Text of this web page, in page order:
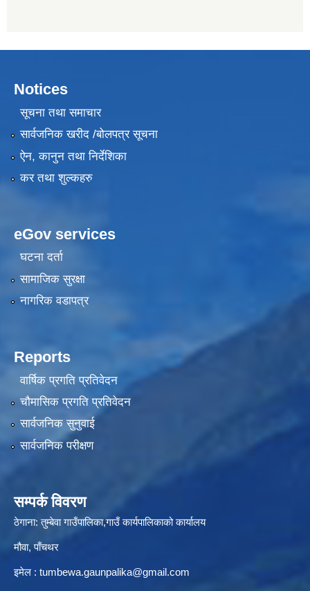
Notices
सूचना तथा समाचार
सार्वजनिक खरीद /बोलपत्र सूचना
ऐन, कानुन तथा निर्देशिका
कर तथा शुल्कहरु
eGov services
घटना दर्ता
सामाजिक सुरक्षा
नागरिक वडापत्र
Reports
वार्षिक प्रगति प्रतिवेदन
चौमासिक प्रगति प्रतिवेदन
सार्वजनिक सुनुवाई
सार्वजनिक परीक्षण
सम्पर्क विवरण
ठेगाना: तुम्बेवा गाउँपालिका,गाउँ कार्यपालिकाको कार्यालय
मौवा, पाँचथर
इमेल : tumbewa.gaunpalika@gmail.com